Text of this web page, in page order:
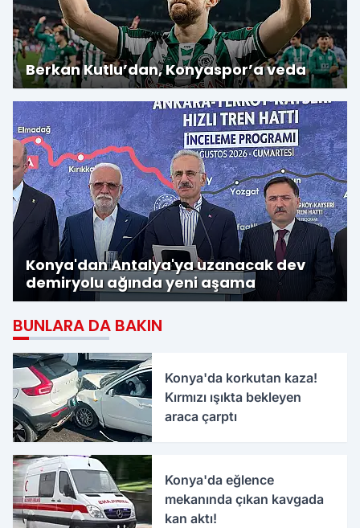
Berkan Kutlu’dan, Konyaspor’a veda
Konya'dan Antalya'ya uzanacak dev
demiryolu ağında yeni aşama
BUNLARA DA BAKIN
Konya'da korkutan kaza!
Kırmızı ışıkta bekleyen
araca çarptı
Konya'da eğlence
mekanında çıkan kavgada
kan aktı!